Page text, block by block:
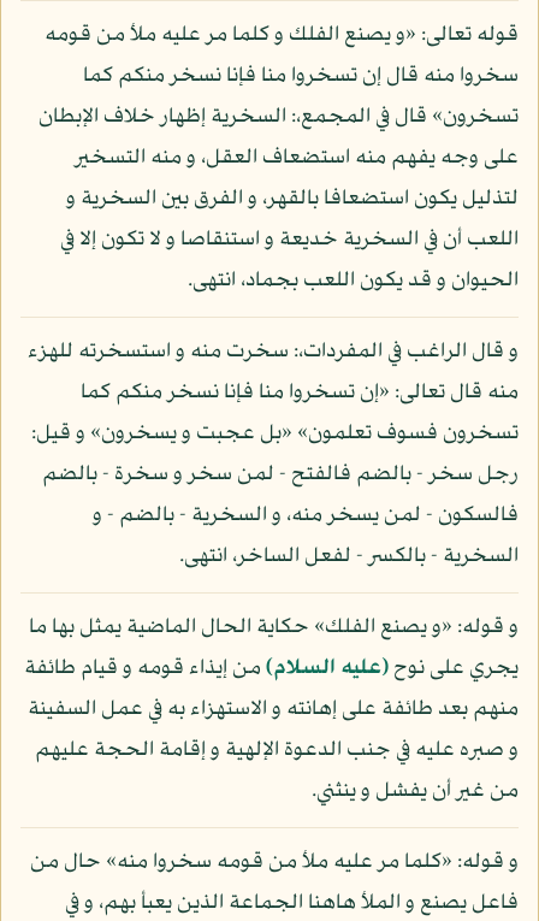
قوله تعالى: «و يصنع الفلك و كلما مر عليه ملأ من قومه
سخروا منه قال إن تسخروا منا فإنا نسخر منكم كما
تسخرون» قال في المجمع،: السخرية إظهار خلاف الإبطان
على وجه يفهم منه استضعاف العقل، و منه التسخير
لتذليل يكون استضعافا بالقهر، و الفرق بين السخرية و
اللعب أن في السخرية خديعة و استنقاصا و لا تكون إلا في
الحيوان و قد يكون اللعب بجماد، انتهى.
و قال الراغب في المفردات،: سخرت منه و استسخرته للهزء
منه قال تعالى: «إن تسخروا منا فإنا نسخر منكم كما
تسخرون فسوف تعلمون» «بل عجبت و يسخرون» و قيل:
رجل سخر - بالضم فالفتح - لمن سخر و سخرة - بالضم
فالسكون - لمن يسخر منه، و السخرية - بالضم - و
السخرية - بالكسر - لفعل الساخر، انتهى.
و قوله: «و يصنع الفلك» حكاية الحال الماضية يمثل بها ما
يجري على نوح(عليه السلام)من إيذاء قومه و قيام طائفة
منهم بعد طائفة على إهانته و الاستهزاء به في عمل السفينة
و صبره عليه في جنب الدعوة الإلهية و إقامة الحجة عليهم
من غير أن يفشل و ينثني.
و قوله: «كلما مر عليه ملأ من قومه سخروا منه» حال من
فاعل يصنع و الملأ هاهنا الجماعة الذين يعبأ بهم، و في